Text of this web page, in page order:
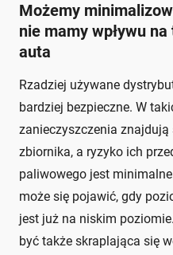
Możemy
nie mamy wpływu
auta
Rzadziej używane
bardziej bezpieczne. W
zanieczyszczenia znajdują
zbiornika, a ryzyko ich
paliwowego jest
może się pojawić, gdy
jest już na niskim
być także skraplająca się